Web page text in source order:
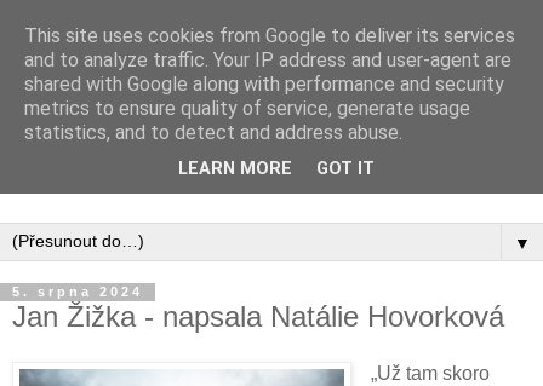
Inspirujte se tím, co píší posluchači kurzů a co se na nich
▼
5. srpna 2024
Jan Žižka - napsala Natálie Hovorková
„Už tam skoro
This site uses cookies from Google to deliver its services
and to analyze traffic. Your IP address and user-agent are
shared with Google along with performance and security
metrics to ensure quality of service, generate usage
statistics, and to detect and address abuse.
LEARN MORE GOT IT